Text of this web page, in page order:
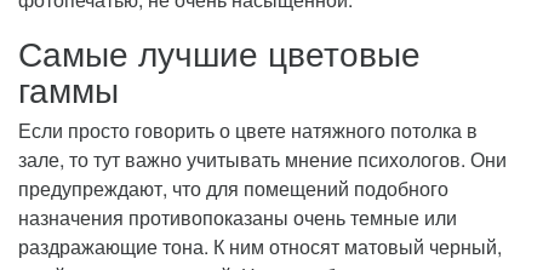
Самые лучшие цветовые
гаммы
Если просто говорить о цвете натяжного потолка в
зале, то тут важно учитывать мнение психологов. Они
предупреждают, что для помещений подобного
назначения противопоказаны очень темные или
раздражающие тона. К ним относят матовый черный,